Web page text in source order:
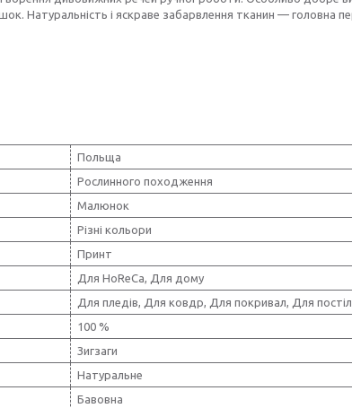
Натуральність і яскраве забарвлення тканин — головна
Польща
Рослинного походження
Малюнок
Різні кольори
Принт
Для HoReCa, Для дому
Для пледів, Для ковдр, Для покривал, Для
100 %
Зигзаги
Натуральне
Бавовна